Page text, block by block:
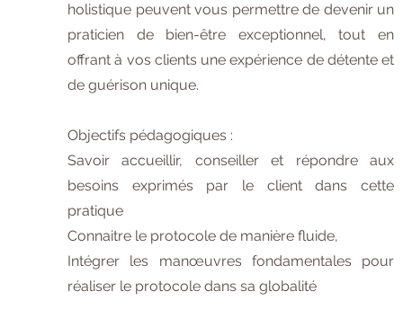
holistique peuvent vous permettre de devenir un
praticien de bien-être exceptionnel, tout en
offrant à vos clients une expérience de détente et
de guérison unique.
Objectifs pédagogiques :
Savoir accueillir, conseiller et répondre aux
besoins exprimés par le client dans cette
pratique
Connaitre le protocole de manière fluide,
Intégrer les manœuvres fondamentales pour
réaliser le protocole dans sa globalité